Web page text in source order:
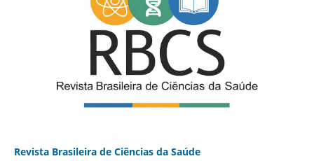
Revista Brasileira de Ciências da Saúde